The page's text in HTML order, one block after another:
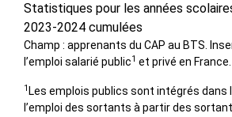
Statistiques pour les années
2023-2024 cumulées
Champ : apprenants du CAP au BTS.
l’emploi salarié public1 et privé en France.
1 Les emplois publics sont intégrés dans
l’emploi des sortants à partir des